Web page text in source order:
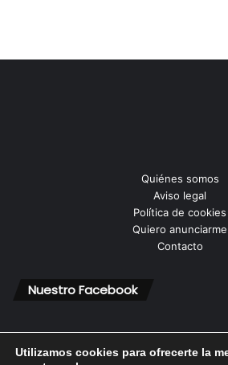
Quiénes somos
Aviso legal
Política de cookies
Quiero anunciarme
Contacto
Nuestro Facebook
Utilizamos cookies para ofrecerte la